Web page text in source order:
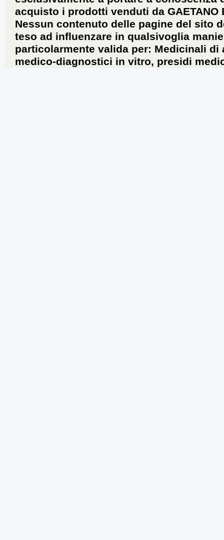
acquisto i prodotti venduti da GAETANO
Nessun contenuto delle pagine del sito
teso ad influenzare in qualsivoglia
particolarmente valida per: Medicinali
medico-diagnostici in vitro, presidi